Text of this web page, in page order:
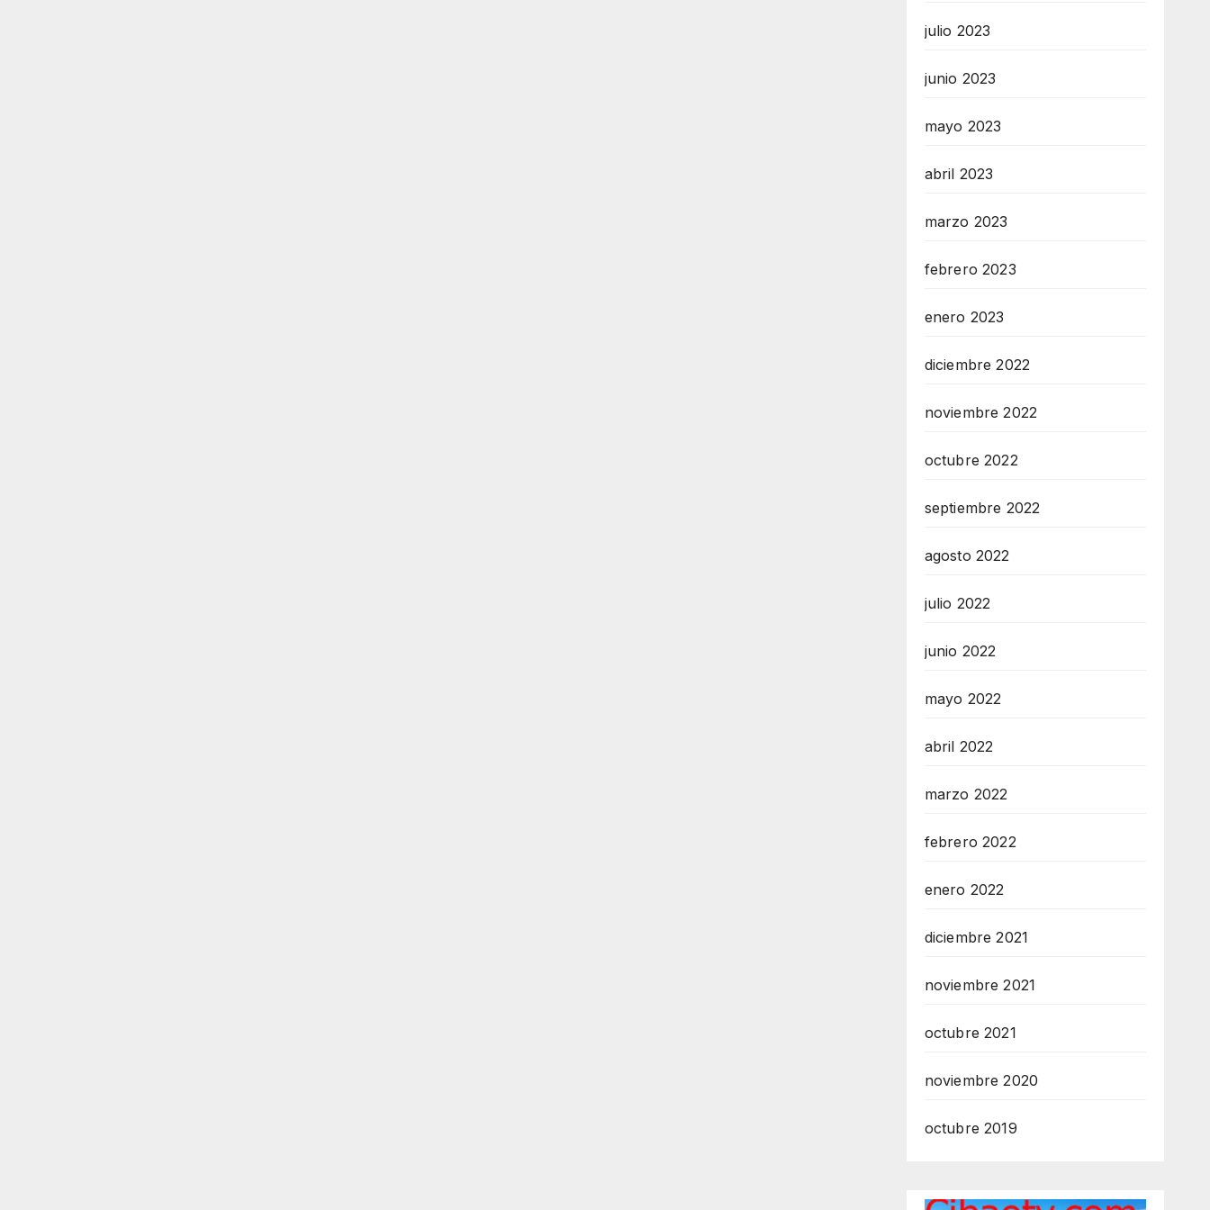
julio 2023
junio 2023
mayo 2023
abril 2023
marzo 2023
febrero 2023
enero 2023
diciembre 2022
noviembre 2022
octubre 2022
septiembre 2022
agosto 2022
julio 2022
junio 2022
mayo 2022
abril 2022
marzo 2022
febrero 2022
enero 2022
diciembre 2021
noviembre 2021
octubre 2021
noviembre 2020
octubre 2019